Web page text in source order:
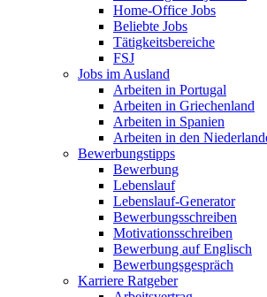
Home-Office Jobs
Beliebte Jobs
Tätigkeitsbereiche
FSJ
Jobs im Ausland
Arbeiten in Portugal
Arbeiten in Griechenland
Arbeiten in Spanien
Arbeiten in den
Bewerbungstipps
Bewerbung
Lebenslauf
Lebenslauf-Generator
Bewerbungsschreiben
Motivationsschreiben
Bewerbung auf Englisch
Bewerbungsgespräch
Karriere Ratgeber